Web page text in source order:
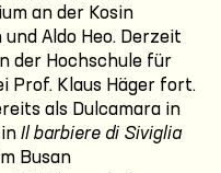
an der Kosin
Aldo Heo. Derzeit
der Hochschule für
Prof. Klaus Häger fort.
als Dulcamara in
Il barbiere di Siviglia
Busan